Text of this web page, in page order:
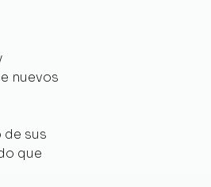
nuevos
sus
que